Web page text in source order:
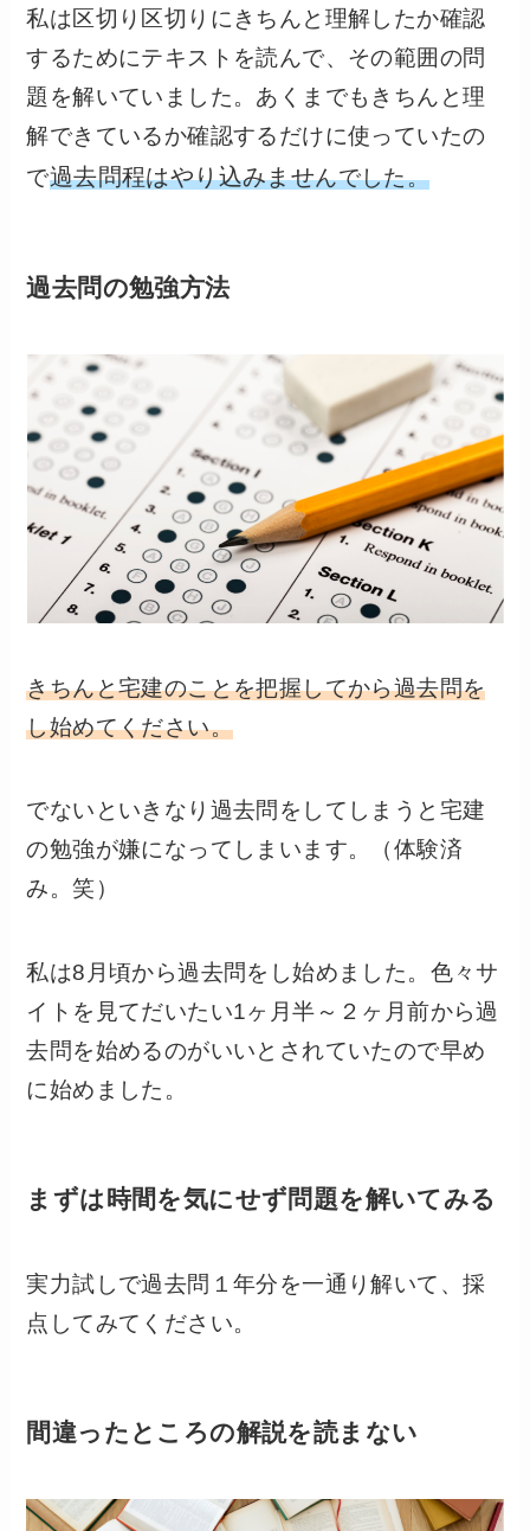
私は区切り区切りにきちんと理解したか確認
するためにテキストを読んで、その範囲の問
題を解いていました。あくまでもきちんと理
解できているか確認するだけに使っていたの
で過去問程はやり込みませんでした。
過去問の勉強方法
きちんと宅建のことを把握してから過去問を
し始めてください。
でないといきなり過去問をしてしまうと宅建
の勉強が嫌になってしまいます。（体験済
み。笑）
私は8月頃から過去問をし始めました。色々サ
イトを見てだいたい1ヶ月半～２ヶ月前から過
去問を始めるのがいいとされていたので早め
に始めました。
まずは時間を気にせず問題を解いてみる
実力試しで過去問１年分を一通り解いて、採
点してみてください。
間違ったところの解説を読まない